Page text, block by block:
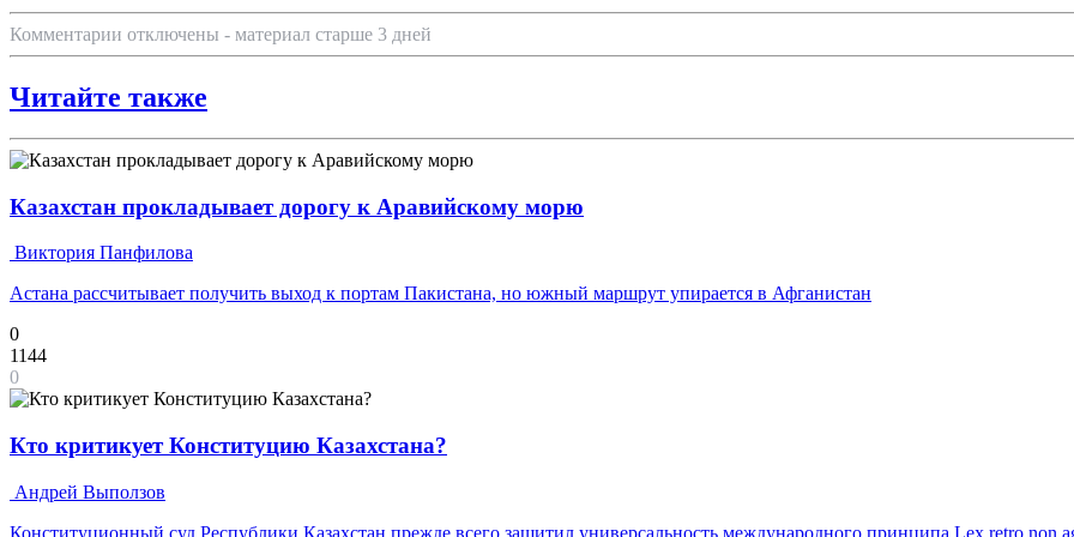
Комментарии отключены - материал старше 3 дней
Читайте также
Казахстан прокладывает дорогу к Аравийскому морю
Виктория Панфилова
Астана рассчитывает получить выход к портам Пакистана, но южный маршрут упирается в Афганистан
0
1144
0
Кто критикует Конституцию Казахстана?
Андрей Выползов
Конституционный суд Республики Казахстан прежде всего защитил универсальность международного принципа Lex retro non